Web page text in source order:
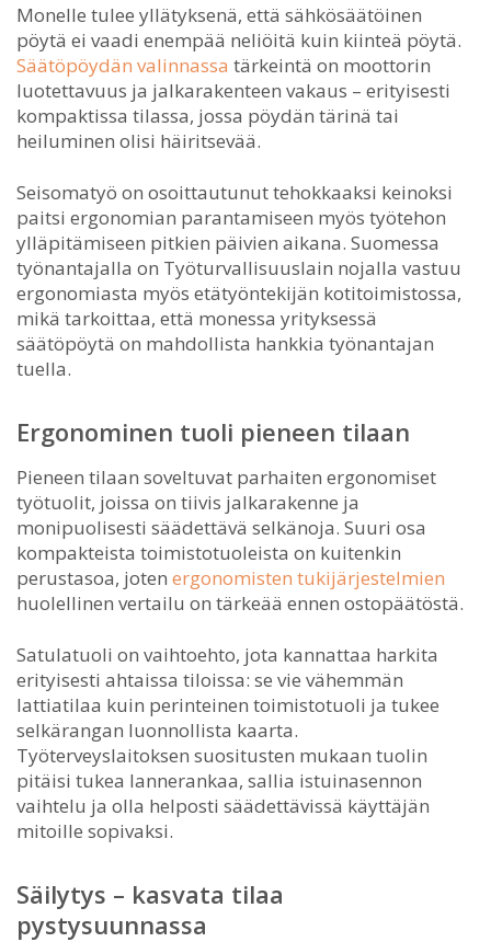
Monelle tulee yllätyksenä, että sähkösäätöinen
pöytä ei vaadi enempää neliöitä kuin kiinteä pöytä.
Säätöpöydän valinnassa tärkeintä on moottorin
luotettavuus ja jalkarakenteen vakaus – erityisesti
kompaktissa tilassa, jossa pöydän tärinä tai
heiluminen olisi häiritsevää.
Seisomatyö on osoittautunut tehokkaaksi keinoksi
paitsi ergonomian parantamiseen myös työtehon
ylläpitämiseen pitkien päivien aikana. Suomessa
työnantajalla on Työturvallisuuslain nojalla vastuu
ergonomiasta myös etätyöntekijän kotitoimistossa,
mikä tarkoittaa, että monessa yrityksessä
säätöpöytä on mahdollista hankkia työnantajan
tuella.
Ergonominen tuoli pieneen tilaan
Pieneen tilaan soveltuvat parhaiten ergonomiset
työtuolit, joissa on tiivis jalkarakenne ja
monipuolisesti säädettävä selkänoja. Suuri osa
kompakteista toimistotuoleista on kuitenkin
perustasoa, joten ergonomisten tukijärjestelmien
huolellinen vertailu on tärkeää ennen ostopäätöstä.
Satulatuoli on vaihtoehto, jota kannattaa harkita
erityisesti ahtaissa tiloissa: se vie vähemmän
lattiatilaa kuin perinteinen toimistotuoli ja tukee
selkärangan luonnollista kaarta.
Työterveyslaitoksen suositusten mukaan tuolin
pitäisi tukea lannerankaa, sallia istuinasennon
vaihtelu ja olla helposti säädettävissä käyttäjän
mitoille sopivaksi.
Säilytys – kasvata tilaa
pystysuunnassa